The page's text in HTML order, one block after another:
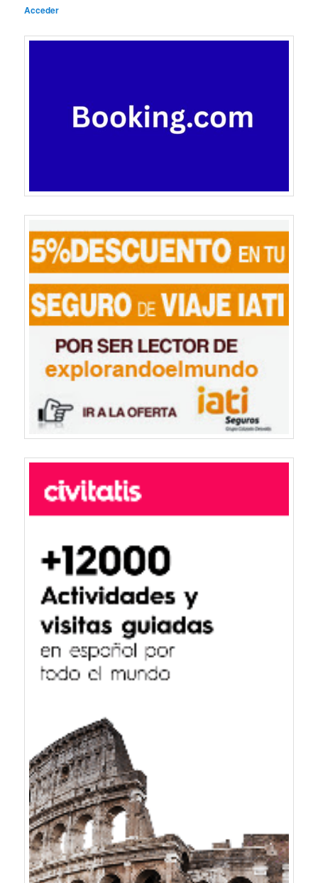
Acceder